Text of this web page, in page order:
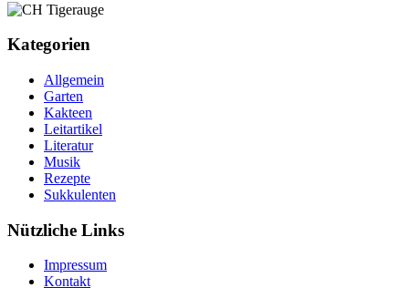
Kategorien
Allgemein
Garten
Kakteen
Leitartikel
Literatur
Musik
Rezepte
Sukkulenten
Nützliche Links
Impressum
Kontakt